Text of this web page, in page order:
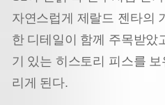
자연스럽게 제랄드 젠타의
한 디테일이 함께 주목받았
기 있는 히스토리 피스를
리게 된다.